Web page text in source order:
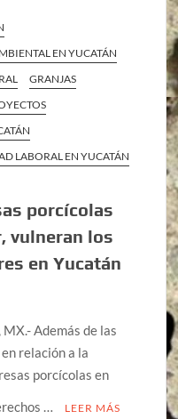
EN YUCATÁN
GRANJAS
LABORAL EN YUCATÁN
porcícolas
vulneran los
en Yucatán
Además de las
relación a la
porcícolas en
…
LEER MÁS